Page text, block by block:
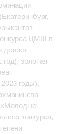
ЦМШ в
детско-
золотая
годы),
«Молодые
конкурса,